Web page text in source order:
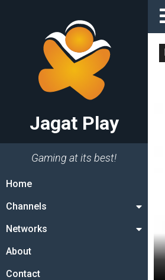
Jagat Play
Gaming at its best!
Home
Channels
Networks
About
Contact